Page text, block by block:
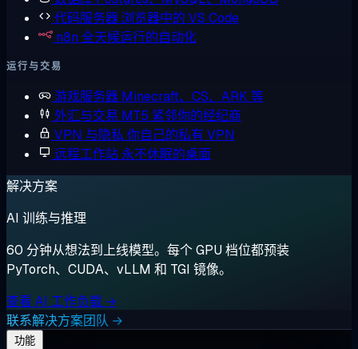
代码服务器 浏览器中的 VS Code
n8n 全天候运行的自动化
运行与交易
游戏服务器 Minecraft、CS、ARK 等
外汇与交易 MT5 紧邻你的经纪商
VPN 与隐私 你自己的私有 VPN
远程工作站 永不休眠的桌面
解决方案
AI 训练与推理
60 分钟从想法到上线模型。每个 GPU 档位都预装
PyTorch、CUDA、vLLM 和 TGI 镜像。
查看 AI 工作负载 →
联系解决方案团队 →